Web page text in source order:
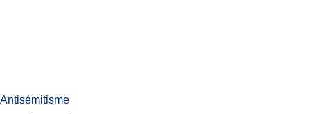
Antisémitisme